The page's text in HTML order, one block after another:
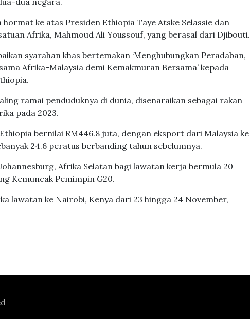
ke atas Presiden Ethiopia Taye Atske Selassie dan
Afrika, Mahmoud Ali Youssouf, yang berasal dari Djibouti.
syarahan khas bertemakan ‘Menghubungkan Peradaban,
Afrika-Malaysia demi Kemakmuran Bersama’ kepada
ramai penduduknya di dunia, disenaraikan sebagai rakan
pada 2023.
bernilai RM446.8 juta, dengan eksport dari Malaysia ke
24.6 peratus berbanding tahun sebelumnya.
Afrika Selatan bagi lawatan kerja bermula 20
Kemuncak Pemimpin G20.
lawatan ke Nairobi, Kenya dari 23 hingga 24 November,